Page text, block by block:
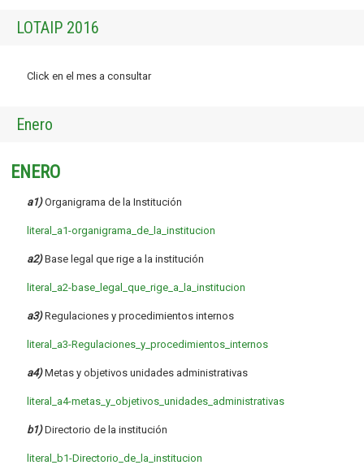
LOTAIP 2016
Click en el mes a consultar
Enero
ENERO
a1)Organigrama de la Institución
literal_a1-organigrama_de_la_institucion
a2) Base legal que rige a la institución
literal_a2-base_legal_que_rige_a_la_institucion
a3)Regulaciones y procedimientos internos
literal_a3-Regulaciones_y_procedimientos_internos
a4)Metas y objetivos unidades administrativas
literal_a4-metas_y_objetivos_unidades_administrativas
b1)Directorio de la institución
literal_b1-Directorio_de_la_institucion